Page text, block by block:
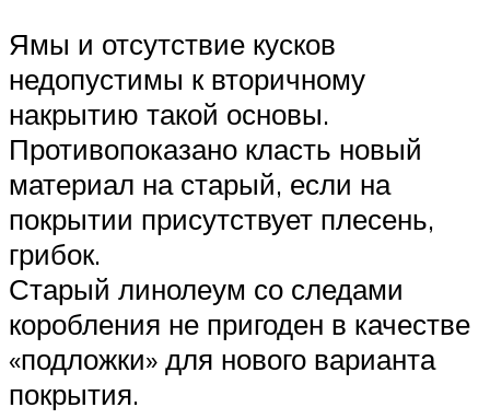
Ямы и отсутствие кусков
недопустимы к вторичному
накрытию такой основы.
Противопоказано класть новый
материал на старый, если на
покрытии присутствует плесень,
грибок.
Старый линолеум со следами
коробления не пригоден в качестве
«подложки» для нового варианта
покрытия.